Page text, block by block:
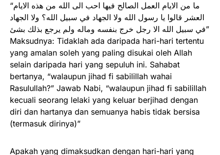
“ما من الايام العمل الصالح فيها احب الى الله من هذه الايام
العشر قالوا يا رسول الله ولا الجهاد في سبيل الله؟ ولا الجهاد
في سبيل الله الا رجل خرج بنفسه وماله ولم يرجع بذلك بشئ”
Maksudnya: Tidaklah ada daripada hari-hari tertentu
yang amalan soleh yang paling disukai oleh Allah
selain daripada hari yang sepuluh ini. Sahabat
bertanya, “walaupun jihad fi sabilillah wahai
Rasulullah?” Jawab Nabi, “walaupun jihad fi sabilillah
kecuali seorang lelaki yang keluar berjihad dengan
diri dan hartanya dan semuanya habis tidak bersisa
(termasuk dirinya)”
Apakah yang dimaksudkan dengan hari-hari yang